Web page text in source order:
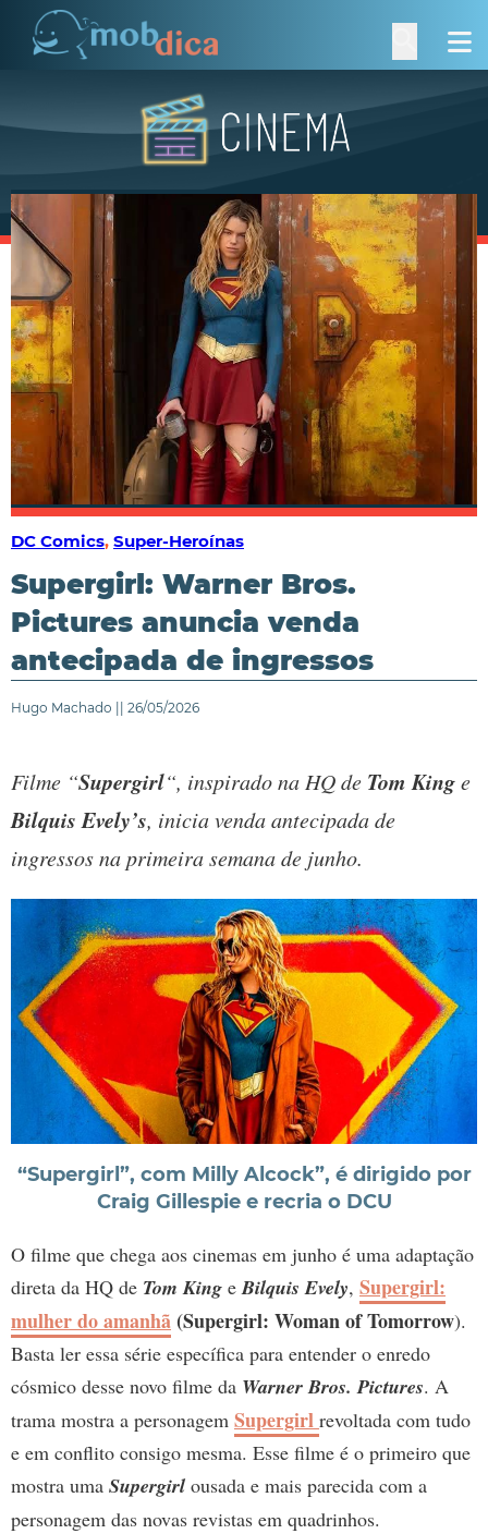
DC Comics, Super-Heroínas
Supergirl: Warner Bros.
Pictures anuncia venda
antecipada de ingressos
Hugo Machado || 26/05/2026
Filme “Supergirl“, inspirado na HQ de Tom Kinge
Bilquis Evely’s, inicia venda antecipada de
ingressos na primeira semana de junho.
“Supergirl”, com Milly Alcock”, é dirigido por
Craig Gillespie e recria o DCU
O filme que chega aos cinemas em junho é uma adaptação
direta da HQ de Tom King eBilquis Evely, Supergirl:
mulher do amanhã(Supergirl: Woman of Tomorrow).
Basta ler essa série específica para entender o enredo
cósmico desse novo filme da Warner Bros. Pictures. A
trama mostra a personagem Supergirl revoltada com tudo
e em conflito consigo mesma. Esse filme é o primeiro que
mostra uma Supergirl ousada e mais parecida com a
personagem das novas revistas em quadrinhos.